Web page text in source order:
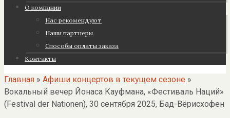
О компании
Нас рекомендуют
Наши партнеры
Cпособы оплаты заказа
Контакты
Главная » Афиши концертов в текущем сезоне »
Вокальный вечер Йонаса Кауфмана, «Фестиваль Наций»
(Festival der Nationen), 30 сентября 2025, Бад-Вёрисхофен